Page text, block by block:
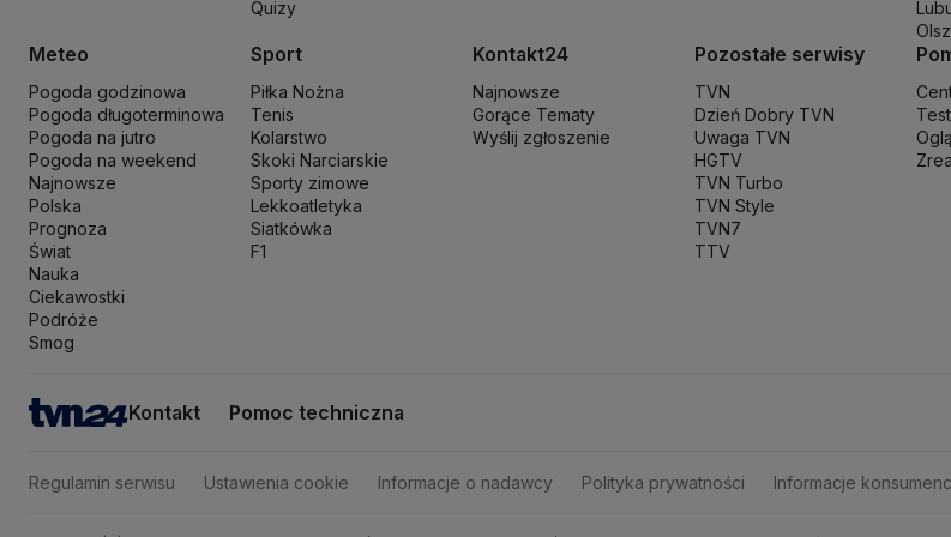
Sojusz Lewicy Demokratycznej Straż
Szymon Hołownia
Tadeusz RydzykTikTok Tobiasz BocheńskiTrybunał Konstytucyjny Trzecia Droga TSUEUchodźcy
Quizy
Meteo
Pogoda godzinowa
Pogoda długoterminowa
Pogoda na jutro
Pogoda na weekend
Najnowsze
Polska
Prognoza
Świat
Nauka
Ciekawostki
Podróże
Smog
Sport
Piłka Nożna
Tenis
Kolarstwo
Skoki Narciarskie
Sporty zimowe
Lekkoatletyka
Siatkówka
F1
Kontakt24
Najnowsze
Gorące Tematy
Wyślij zgłoszenie
Pozostałe serwisy
TVN
Dzień Dobry TVN
Uwaga TVN
HGTV
TVN Turbo
TVN Style
TVN7
TTV
Kontakt Pomoc techniczna
Regulamin serwisu Ustawienia cookie Informacje o nadawcy Polityka prywatności Informacje